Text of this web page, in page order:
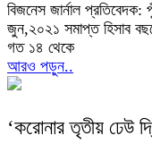
বিজনেস জার্নাল
জুন,২০২১ সমাপ্ত হিসাব
গত ১৪ থেকে
আরও পড়ুন..
‘করোনার তৃতীয় ঢেউ